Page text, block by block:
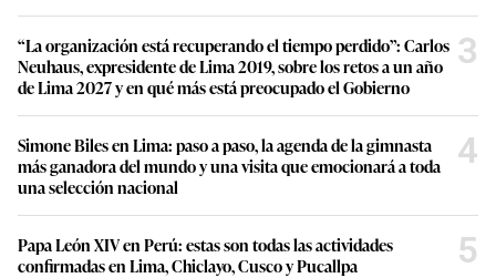
“La organización está recuperando el tiempo perdido”: Carlos
Neuhaus, expresidente de Lima 2019, sobre los retos a un año
de Lima 2027 y en qué más está preocupado el Gobierno
3
Simone Biles en Lima: paso a paso, la agenda de la gimnasta
más ganadora del mundo y una visita que emocionará a toda
una selección nacional
4
Papa León XIV en Perú: estas son todas las actividades
confirmadas en Lima, Chiclayo, Cusco y Pucallpa
5